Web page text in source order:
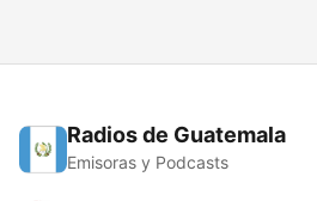
Radios de Guatemala
Emisoras y Podcasts